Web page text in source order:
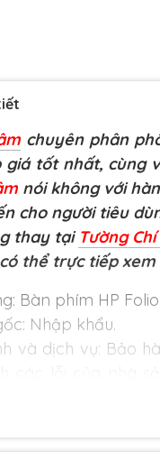
chuyên phân
giá tốt nhất, cùng
nói không với
cho người tiêu
thay tại Tường
thể trực tiếp
Bàn phím HP Folio
Nhập khẩu.
và dịch vụ: Bảo
mãi: Hỗ trợ phí ship
Tường Chí Lâmchỉ